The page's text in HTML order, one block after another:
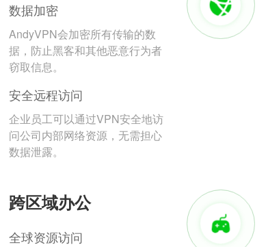
数据加密
AndyVPN会加密所有传输的数
据，防止黑客和其他恶意行为者
窃取信息。
安全远程访问
企业员工可以通过VPN安全地访
问公司内部网络资源，无需担心
数据泄露。
跨区域办公
全球资源访问